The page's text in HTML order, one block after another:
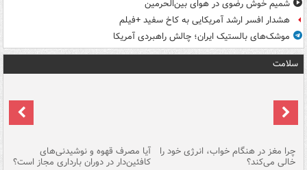
شمیم خوش رضوی در هوای بین‌الحرمین
هشدار افسر ارشد آمریکایی به کاخ سفید +فیلم
موشک‌های بالستیک ایران؛ چالش راهبردی آمریکا
سلامت
چرا مغز در هنگام خواب، انرژی خود را
خالی می‌کند؟
آیا مصرف قهوه و نوشیدنی‌های
کافئین‌دار در دوران بارداری مجاز است؟